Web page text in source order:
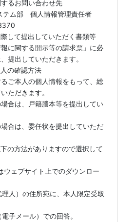
るお問い合わせ先
ム部 個人情報管理責任者
して提出していただく書類等
に関する開示等の請求票」に必
提出していただきます。
の確認方法
ご本人の個人情報をもって、総
ただきます。
合は、戸籍謄本等を提出してい
合は、委任状を提出していただ
の方法がありますので選択して
ェブサイト上でのダウンロー
人）の住所宛に、本人限定受取
子メール）での回答。